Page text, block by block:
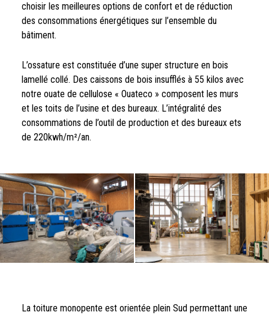
choisir les meilleures options de confort et de réduction
des consommations énergétiques sur l’ensemble du
bâtiment.
L’ossature est constituée d’une super structure en bois
lamellé collé. Des caissons de bois insufflés à 55 kilos avec
notre ouate de cellulose « Ouateco » composent les murs
et les toits de l’usine et des bureaux. L’intégralité des
consommations de l’outil de production et des bureaux ets
de 220kwh/m²/an.
La toiture monopente est orientée plein Sud permettant une